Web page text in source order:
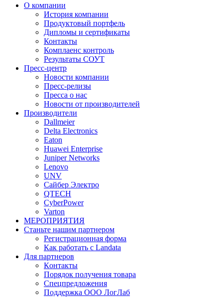
О компании
История компании
Продуктовый портфель
Дипломы и сертификаты
Контакты
Комплаенс контроль
Результаты СОУТ
Пресс-центр
Новости компании
Пресс-релизы
Пресса о нас
Новости от производителей
Производители
Dallmeier
Delta Electronics
Eaton
Huawei Enterprise
Juniper Networks
Lenovo
UNV
Сайбер Электро
QTECH
CyberPower
Varton
МЕРОПРИЯТИЯ
Станьте нашим партнером
Регистрационная форма
Как работать с Landata
Для партнеров
Кoнтaкты
Порядок получения товара
Спецпредложения
Поддержка ООО ЛогЛаб